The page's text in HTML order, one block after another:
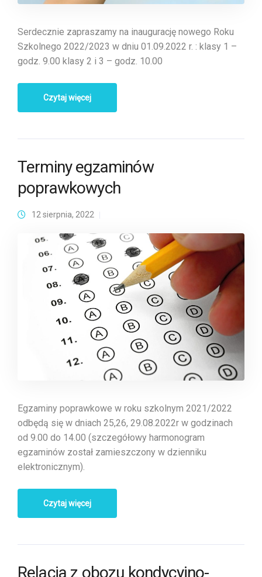
Serdecznie zapraszamy na inaugurację nowego Roku
Szkolnego 2022/2023 w dniu 01.09.2022 r. : klasy 1 –
godz. 9.00 klasy 2 i 3 – godz. 10.00
Czytaj więcej
Terminy egzaminów
poprawkowych
12 sierpnia, 2022
Egzaminy poprawkowe w roku szkolnym 2021/2022
odbędą się w dniach 25,26, 29.08.2022r w godzinach
od 9.00 do 14.00 (szczegółowy harmonogram
egzaminów został zamieszczony w dzienniku
elektronicznym).
Czytaj więcej
Relacja z obozu kondycyjno-